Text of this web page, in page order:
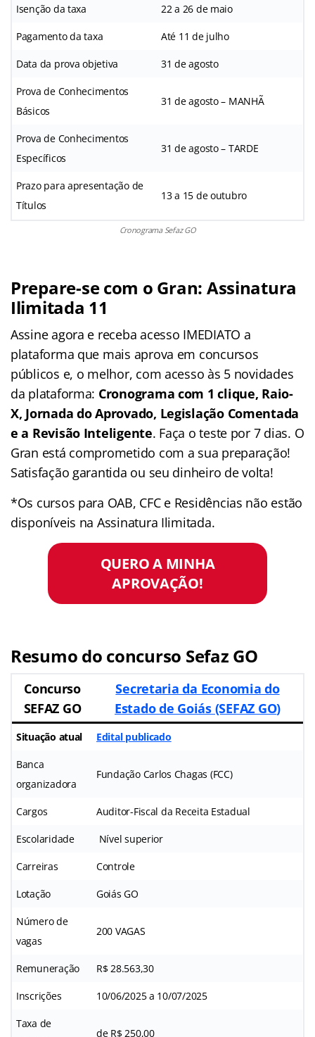
Isenção da taxa 22 a 26 de maio
Pagamento da taxa Até 11 de julho
Data da prova objetiva 31 de agosto
Prova de Conhecimentos
Básicos
31 de agosto – MANHÃ
Prova de Conhecimentos
Específicos
31 de agosto – TARDE
Prazo para apresentação de
Títulos
13 a 15 de outubro
Cronograma Sefaz GO
Prepare-se com o Gran: Assinatura
Ilimitada 11
Assine agora e receba acesso IMEDIATO a
plataforma que mais aprova em concursos
públicos e, o melhor, com acesso às 5 novidades
da plataforma: Cronograma com 1 clique, Raio-
X, Jornada do Aprovado, Legislação Comentada
e a Revisão Inteligente. Faça o teste por 7 dias. O
Gran está comprometido com a sua preparação!
Satisfação garantida ou seu dinheiro de volta!
*Os cursos para OAB, CFC e Residências não estão
disponíveis na Assinatura Ilimitada.
QUERO A MINHA
APROVAÇÃO!
Resumo do concurso Sefaz GO
Concurso
SEFAZ GO
Secretaria da Economia do
Estado de Goiás (SEFAZ GO)
Situação atual Edital publicado
Banca
organizadora
Fundação Carlos Chagas (FCC)
Cargos Auditor-Fiscal da Receita Estadual
Escolaridade Nível superior
Carreiras Controle
Lotação Goiás GO
Número de
vagas
200 VAGAS
Remuneração R$ 28.563,30
Inscrições 10/06/2025 a 10/07/2025
Taxa de
de R$ 250,00